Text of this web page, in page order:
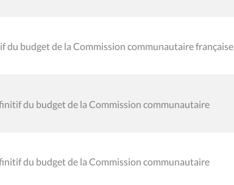
budget de la Commission communautaire française
du budget de la Commission communautaire
du budget de la Commission communautaire